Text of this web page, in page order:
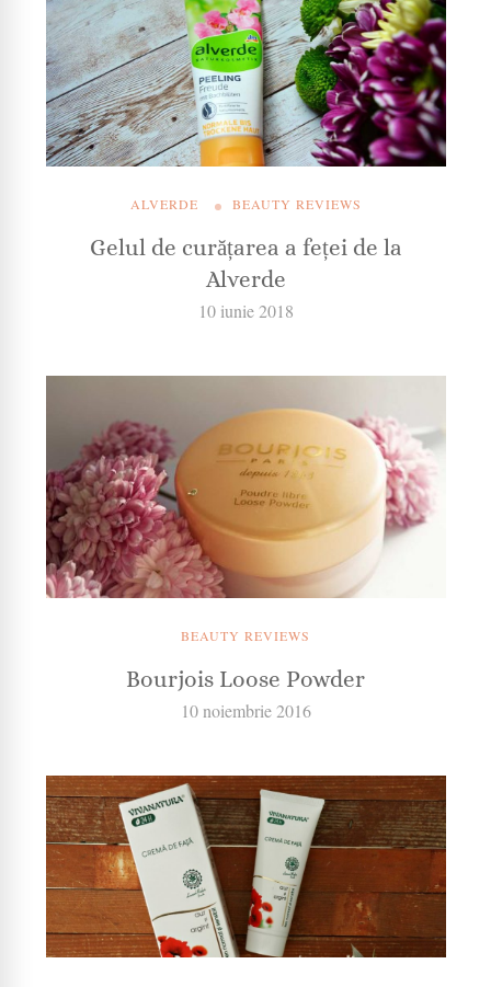
ALVERDE BEAUTY REVIEWS
Gelul de curățarea a feței de la
Alverde
10 iunie 2018
BEAUTY REVIEWS
Bourjois Loose Powder
10 noiembrie 2016